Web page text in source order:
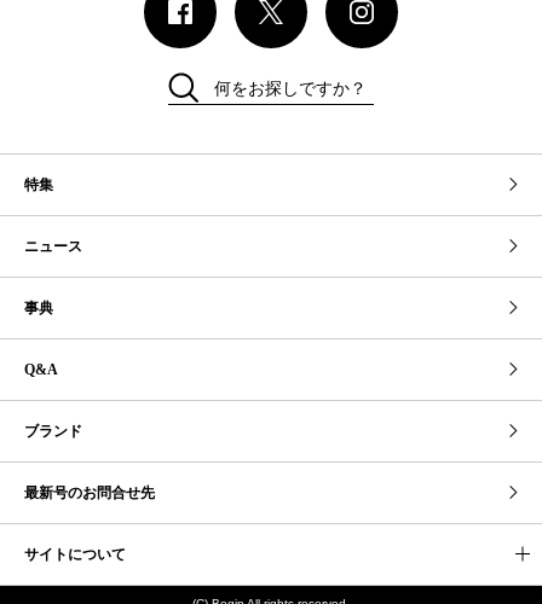
特集
ニュース
事典
Q&A
ブランド
最新号のお問合せ先
何をお探しですか？
サイトについて